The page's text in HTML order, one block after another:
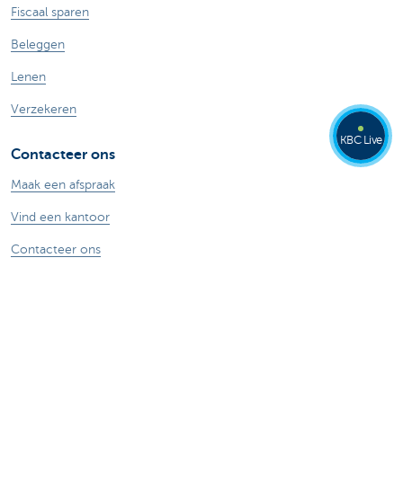
Fiscaal sparen
Beleggen
Lenen
Verzekeren
Contacteer ons
Maak een afspraak
Vind een kantoor
Contacteer ons
KBC Live